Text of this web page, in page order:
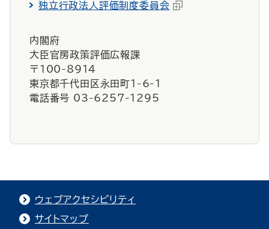
独立行政法人評価制度委員会
内閣府
大臣官房政策評価広報課
〒100-8914
東京都千代田区永田町1-6-1
電話番号 03-6257-1295
ウェブアクセシビリティ
サイトマップ